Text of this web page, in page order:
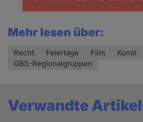
Mehr lesen über:
Recht Feiertage Film
Kunst
GBS-Regionalgruppen
Verwandte Artikel